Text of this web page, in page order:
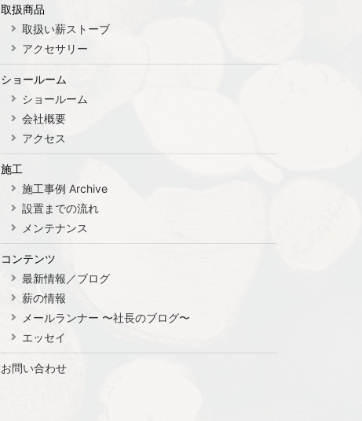
取扱商品
取扱い薪ストーブ
アクセサリー
ショールーム
ショールーム
会社概要
アクセス
施工
施工事例 Archive
設置までの流れ
メンテナンス
コンテンツ
最新情報／ブログ
薪の情報
メールランナー 〜社長のブログ〜
エッセイ
お問い合わせ